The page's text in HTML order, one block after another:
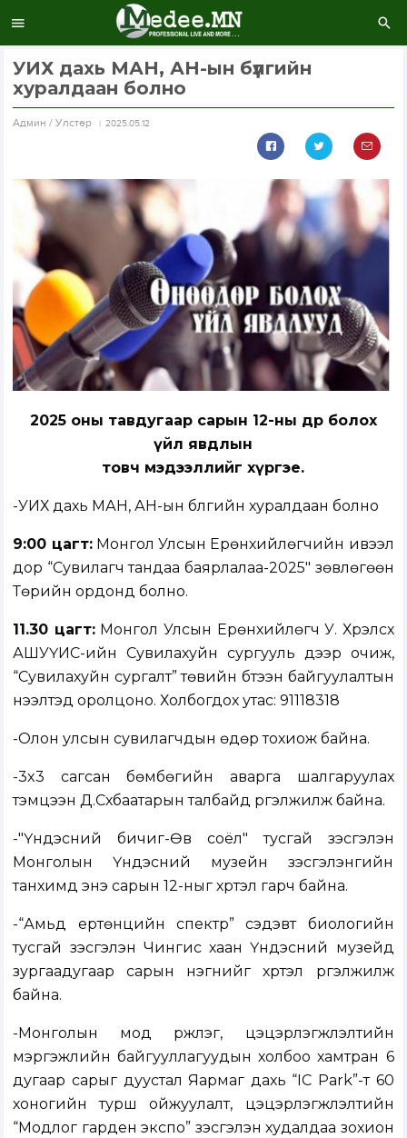
УИХ дахь МАН, АН-ын бүлгийн
хуралдаан болно
Aдмин / Улстөр 2025.05.12
2025 оны тавдугаар сарын 12-ны өдөр болох
үйл явдлын
товч мэдээллийг хүргэе.
-УИХ дахь МАН, АН-ын бүлгийн хуралдаан болно
9:00 цагт:Монгол Улсын Ерөнхийлөгчийн ивээл
дор “Сувилагч тандаа баярлалаа-2025" зөвлөгөөн
Төрийн ордонд болно.
11.30 цагт:Монгол Улсын Ерөнхийлөгч У. Хүрэлсүх
АШУҮИС-ийн Сувилахуйн сургууль дээр очиж,
“Сувилахуйн сургалт” төвийн бүтээн байгуулалтын
нээлтэд оролцоно. Холбогдох утас: 91118318
-Олон улсын сувилагчдын өдөр тохиож байна.
-3x3 сагсан бөмбөгийн аварга шалгаруулах
тэмцээн Д.Сүхбаатарын талбайд үргэлжилж байна.
-"Үндэсний бичиг-Өв соёл" тусгай үзэсгэлэн
Монголын Үндэсний музейн үзэсгэлэнгийн
танхимд энэ сарын 12-ныг хүртэл гарч байна.
-“Амьд ертөнцийн спектр” сэдэвт биологийн
тусгай үзэсгэлэн Чингис хаан Үндэсний музейд
зургаадугаар сарын нэгнийг хүртэл үргэлжилж
байна.
-Монголын мод үржүүлэг, цэцэрлэгжүүлэлтийн
мэргэжлийн байгууллагуудын холбоо хамтран 6
дугаар сарыг дуустал Яармаг дахь “IC Park”-т 60
хоногийн турш ойжуулалт, цэцэрлэгжүүлэлтийн
“Модлог гарден экспо” үзэсгэлэн худалдаа зохион